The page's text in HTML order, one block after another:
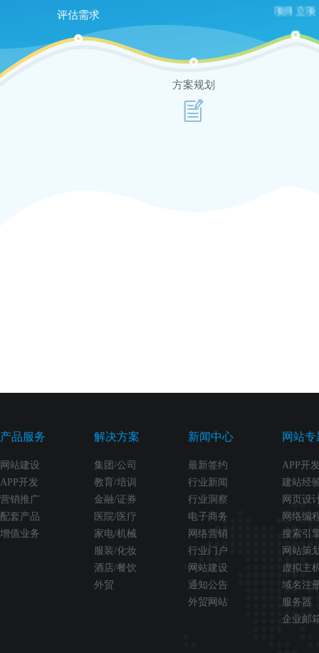
评估需求 项目立项
方案规划

产品服务
网站建设
APP开发
营销推广
配套产品
增值业务
解决方案
集团/公司
教育/培训
金融/证券
医院/医疗
家电/机械
服装/化妆
酒店/餐饮
外贸
新闻中心
最新签约
行业新闻
行业洞察
电子商务
网络营销
行业门户
网站建设
通知公告
外贸网站
网站专
APP开
建站经
网页设
网络编
搜索引
网站策
虚拟主
域名注
服务器
企业邮